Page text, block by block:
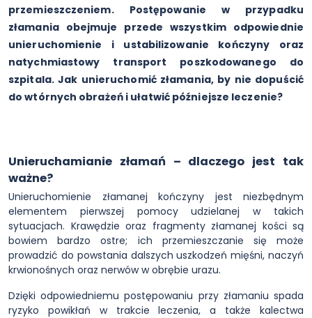
przemieszczeniem. Postępowanie w przypadku
złamania obejmuje przede wszystkim odpowiednie
unieruchomienie i ustabilizowanie kończyny oraz
natychmiastowy transport poszkodowanego do
szpitala. Jak unieruchomić złamania, by nie dopuścić
do wtórnych obrażeń i ułatwić późniejsze leczenie?
Unieruchamianie złamań – dlaczego jest tak
ważne?
Unieruchomienie złamanej kończyny jest niezbędnym
elementem pierwszej pomocy udzielanej w takich
sytuacjach. Krawędzie oraz fragmenty złamanej kości są
bowiem bardzo ostre; ich przemieszczanie się może
prowadzić do powstania dalszych uszkodzeń mięśni, naczyń
krwionośnych oraz nerwów w obrębie urazu.
Dzięki odpowiedniemu postępowaniu przy złamaniu spada
ryzyko powikłań w trakcie leczenia, a także kalectwa